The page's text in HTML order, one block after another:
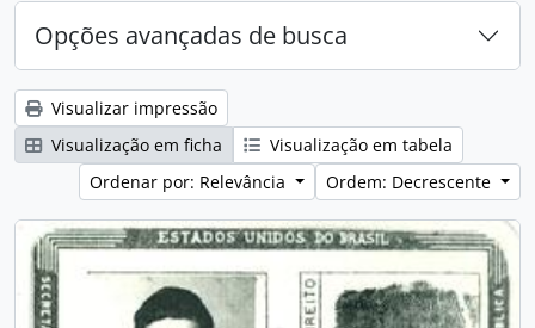
Opções avançadas de busca
Visualizar impressão
Visualização em ficha
Visualização em tabela
Ordenar por: Relevância
Ordem: Decrescente